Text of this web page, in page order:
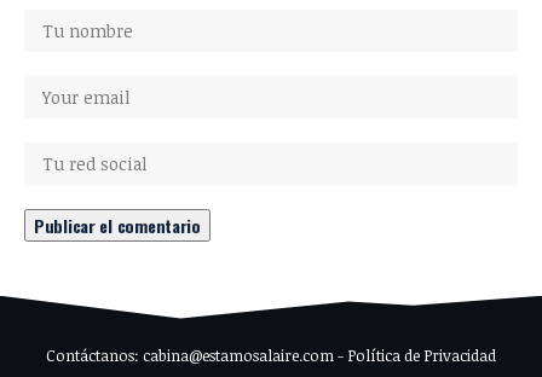
Contáctanos: cabina@estamosalaire.com - Política de Privacidad